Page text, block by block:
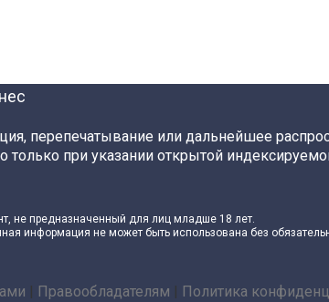
перепечатывание или дальнейшее
при указании открытой
не предназначенный для лиц младше 18 лет.
информация не может быть использована без
Правообладателям Политика